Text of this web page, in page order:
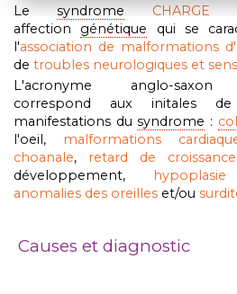
Lesyndrome CHARGE
affection
génétique qui se
l'association de malformations
de troubles neurologiques et
L'acronyme anglo-
correspond aux initales de
manifestations dusyndrome :
l'oeil, malformations
choanale, retard de croissance
développement,
anomalies des oreilles et/ou
Causes et diagnostic